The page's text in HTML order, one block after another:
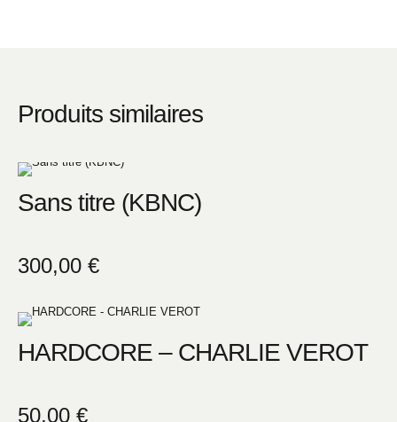
Produits similaires
Sans titre (KBNC)
300,00 €
HARDCORE – CHARLIE VEROT
50,00 €